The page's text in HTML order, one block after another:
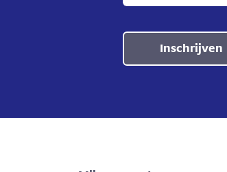
Inschrijven